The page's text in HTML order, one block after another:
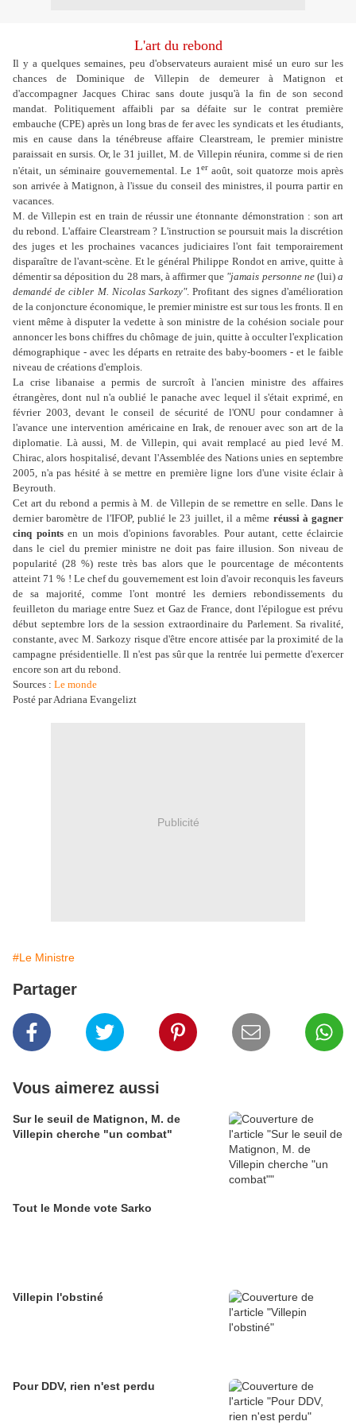
L'art du rebond
Il y a quelques semaines, peu d'observateurs auraient misé un euro sur les
chances de Dominique de Villepin de demeurer à Matignon et
d'accompagner Jacques Chirac sans doute jusqu'à la fin de son second
mandat. Politiquement affaibli par sa défaite sur le contrat première
embauche (CPE) après un long bras de fer avec les syndicats et les étudiants,
mis en cause dans la ténébreuse affaire Clearstream, le premier ministre
paraissait en sursis. Or, le 31 juillet, M. de Villepin réunira, comme si de rien
n'était, un séminaire gouvernemental. Le 1eraoût, soit quatorze mois après
son arrivée à Matignon, à l'issue du conseil des ministres, il pourra partir en
vacances.
M. de Villepin est en train de réussir une étonnante démonstration : son art
du rebond. L'affaire Clearstream ? L'instruction se poursuit mais la discrétion
des juges et les prochaines vacances judiciaires l'ont fait temporairement
disparaître de l'avant-scène. Et le général Philippe Rondot en arrive, quitte à
démentir sa déposition du 28 mars, à affirmer que "jamais personne ne (lui)a
demandé de cibler M. Nicolas Sarkozy". Profitant des signes d'amélioration
de la conjoncture économique, le premier ministre est sur tous les fronts. Il en
vient même à disputer la vedette à son ministre de la cohésion sociale pour
annoncer les bons chiffres du chômage de juin, quitte à occulter l'explication
démographique - avec les départs en retraite des baby-boomers - et le faible
niveau de créations d'emplois.
La crise libanaise a permis de surcroît à l'ancien ministre des affaires
étrangères, dont nul n'a oublié le panache avec lequel il s'était exprimé, en
février 2003, devant le conseil de sécurité de l'ONU pour condamner à
l'avance une intervention américaine en Irak, de renouer avec son art de la
diplomatie. Là aussi, M. de Villepin, qui avait remplacé au pied levé M.
Chirac, alors hospitalisé, devant l'Assemblée des Nations unies en septembre
2005, n'a pas hésité à se mettre en première ligne lors d'une visite éclair à
Beyrouth.
Cet art du rebond a permis à M. de Villepin de se remettre en selle. Dans le
dernier baromètre de l'IFOP, publié le 23 juillet, il a même réussi à gagner
cinq pointsen un mois d'opinions favorables. Pour autant, cette éclaircie
dans le ciel du premier ministre ne doit pas faire illusion. Son niveau de
popularité (28 %) reste très bas alors que le pourcentage de mécontents
atteint 71 % ! Le chef du gouvernement est loin d'avoir reconquis les faveurs
de sa majorité, comme l'ont montré les derniers rebondissements du
feuilleton du mariage entre Suez et Gaz de France, dont l'épilogue est prévu
début septembre lors de la session extraordinaire du Parlement. Sa rivalité,
constante, avec M. Sarkozy risque d'être encore attisée par la proximité de la
campagne présidentielle. Il n'est pas sûr que la rentrée lui permette d'exercer
encore son art du rebond.
Sources : Le monde
Posté par Adriana Evangelizt
Publicité
#Le Ministre
Partager
Vous aimerez aussi
Sur le seuil de Matignon, M. de
Villepin cherche "un combat"
Tout le Monde vote Sarko
Villepin l'obstiné
Pour DDV, rien n'est perdu